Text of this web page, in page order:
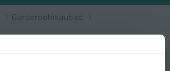
Garderoobikaubad